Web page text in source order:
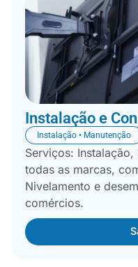
Instalação e
Instalação • Manutenção
Serviços:
todas as marcas,
Nivelamento e
comércios.